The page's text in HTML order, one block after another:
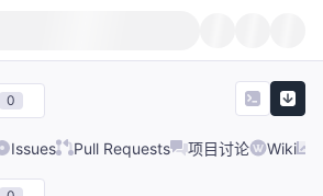
0
Issues Pull Requests 项目讨论 Wiki